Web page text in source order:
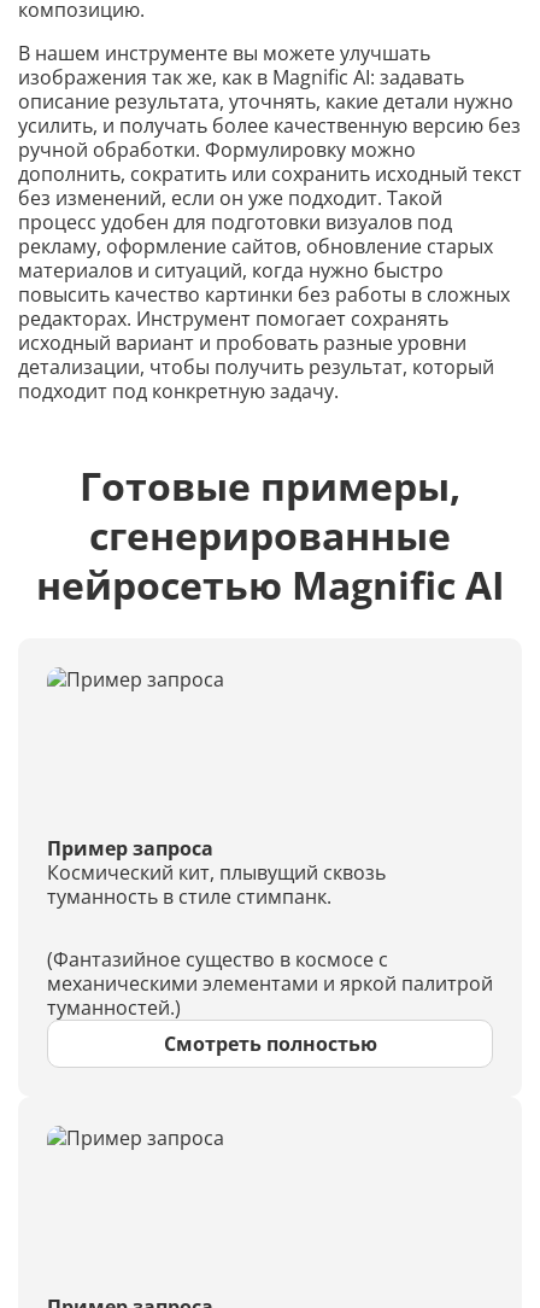
композицию.
В нашем инструменте вы можете улучшать
изображения так же, как в Magnific AI: задавать
описание результата, уточнять, какие детали нужно
усилить, и получать более качественную версию без
ручной обработки. Формулировку можно
дополнить, сократить или сохранить исходный текст
без изменений, если он уже подходит. Такой
процесс удобен для подготовки визуалов под
рекламу, оформление сайтов, обновление старых
материалов и ситуаций, когда нужно быстро
повысить качество картинки без работы в сложных
редакторах. Инструмент помогает сохранять
исходный вариант и пробовать разные уровни
детализации, чтобы получить результат, который
подходит под конкретную задачу.
Готовые примеры,
сгенерированные
нейросетью Magnific AI
Пример запроса
Космический кит, плывущий сквозь
туманность в стиле стимпанк.
(Фантазийное существо в космосе с
механическими элементами и яркой палитрой
туманностей.)
Смотреть полностью